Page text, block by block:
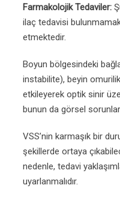
Farmakolojik Tedaviler:
ilaç tedavisi
etmektedir.
Boyun bölgesindeki
instabilite), beyin omurilik
etkileyerek optik sinir
bunun da görsel
VSS’nin karmaşık bir
şekillerde ortaya
nedenle, tedavi
uyarlanmalıdır.